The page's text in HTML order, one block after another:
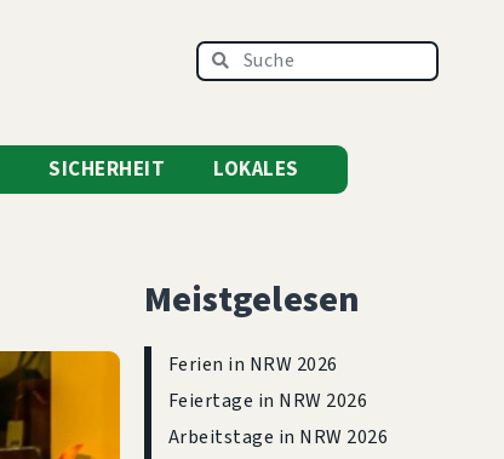
SICHERHEIT LOKALES
Meistgelesen
Ferien in NRW 2026
Feiertage in NRW 2026
Arbeitstage in NRW 2026